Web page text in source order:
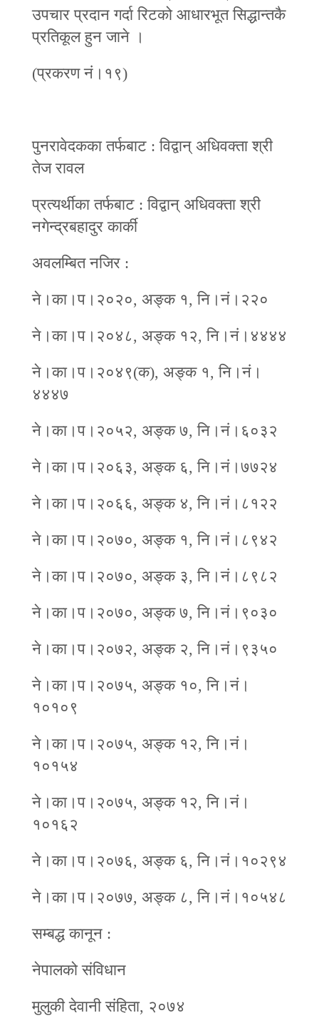
उपचार प्रदान गर्दा रिटको आधारभूत सिद्धान्तकै
प्रतिकूल हुन जाने ।
(प्रकरण नं।१९)
पुनरावेदकका तर्फबाट : विद्वान् अधिवक्ता श्री
तेज रावल
प्रत्यर्थीका तर्फबाट : विद्वान् अधिवक्ता श्री
नगेन्द्रबहादुर कार्की
अवलम्बित नजिर :
ने।का।प।२०२०, अङ्क १, नि।नं।२२०
ने।का।प।२०४८, अङ्क १२, नि।नं।४४४४
ने।का।प।२०४९(क), अङ्क १, नि।नं।
४४४७
ने।का।प।२०५२, अङ्क ७, नि।नं।६०३२
ने।का।प।२०६३, अङ्क ६, नि।नं।७७२४
ने।का।प।२०६६, अङ्क ४, नि।नं।८१२२
ने।का।प।२०७०, अङ्क १, नि।नं।८९४२
ने।का।प।२०७०, अङ्क ३, नि।नं।८९८२
ने।का।प।२०७०, अङ्क ७, नि।नं।९०३०
ने।का।प।२०७२, अङ्क २, नि।नं।९३५०
ने।का।प।२०७५, अङ्क १०, नि।नं।
१०१०९
ने।का।प।२०७५, अङ्क १२, नि।नं।
१०१५४
ने।का।प।२०७५, अङ्क १२, नि।नं।
१०१६२
ने।का।प।२०७६, अङ्क ६, नि।नं।१०२९४
ने।का।प।२०७७, अङ्क ८, नि।नं।१०५४८
सम्बद्ध कानून :
नेपालको संविधान
मुलुकी देवानी संहिता, २०७४